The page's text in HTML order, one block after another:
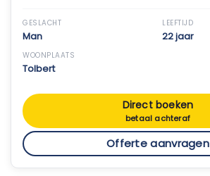
GESLACHT
Man
LEEFTIJD
22 jaar
WOONPLAATS
Tolbert
Direct boeken
betaal achteraf
Offerte aanvragen